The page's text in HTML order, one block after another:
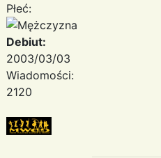
Płeć:
Debiut:
2003/03/03
Wiadomości:
2120